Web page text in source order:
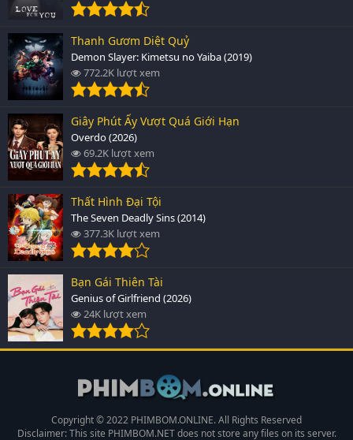
Thanh Gươm Diệt Quỷ
Demon Slayer: Kimetsu no Yaiba (2019)
772.2K lượt xem
Giây Phút Ấy Vượt Quá Giới Hạn
Overdo (2026)
69.2K lượt xem
Thất Hình Đại Tội
The Seven Deadly Sins (2014)
377.3K lượt xem
Bạn Gái Thiên Tài
Genius of Girlfriend (2026)
24K lượt xem
Copyright © 2022 PHIMBOM.ONLINE. All Rights Reserved
Disclaimer: This site PHIMBOM.NETdoes not store any files on its server.